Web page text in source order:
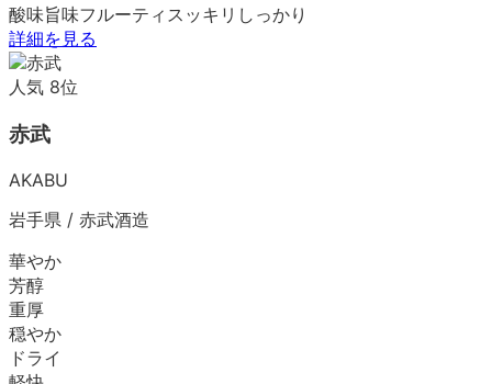
酸味旨味フルーティ スッキリ しっかり
詳細を見る
人気 8位
赤武
AKABU
岩手県 / 赤武酒造
華やか
芳醇
重厚
穏やか
ドライ